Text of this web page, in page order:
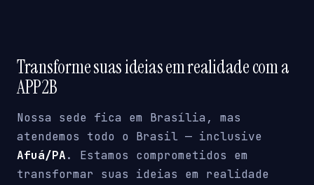
Transforme suas ideias em realidade com a
APP2B
Nossa sede fica em Brasília, mas
atendemos todo o Brasil — inclusive
Afuá/PA. Estamos comprometidos em
transformar suas ideias em realidade